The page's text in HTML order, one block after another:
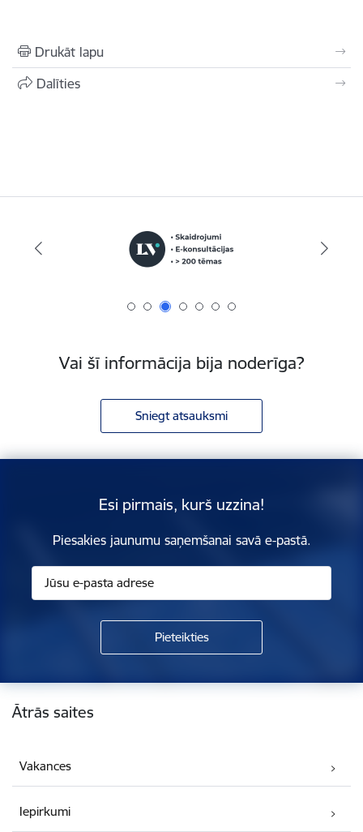
Drukāt lapu
Dalīties
Vai šī informācija bija noderīga?
Sniegt atsauksmi
Esi pirmais, kurš uzzina!
Piesakies jaunumu saņemšanai savā e-pastā.
Kājene
Ātrās saites
Vakances
Iepirkumi